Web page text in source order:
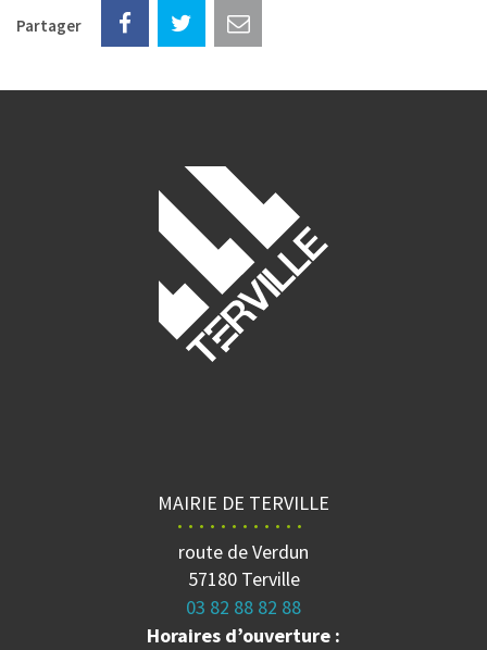
Partager
MAIRIE DE TERVILLE
route de Verdun
57180 Terville
03 82 88 82 88
Horaires d’ouverture :